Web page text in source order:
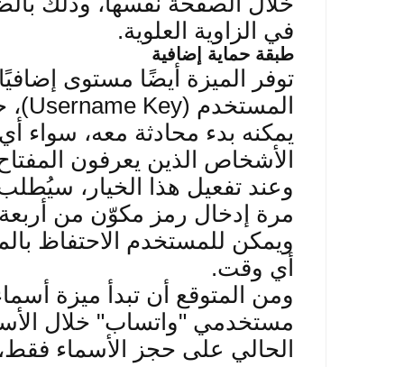
في الزاوية العلوية.
طبقة حماية إضافية
توفر الميزة أيضًا مستوى
المستخدم (Usernam
e Key)
،
يمكنه بدء محادثة معه،
الأشخاص الذين يعرفون
وعند تفعيل هذا الخيار،
مرة إدخال رمز مكوّن من
ويمكن للمستخدم الاحتفاظ
أي وقت.
ومن المتوقع أن تبدأ ميزة
مستخدمي "واتساب" خلال
الحالي على حجز الأسماء